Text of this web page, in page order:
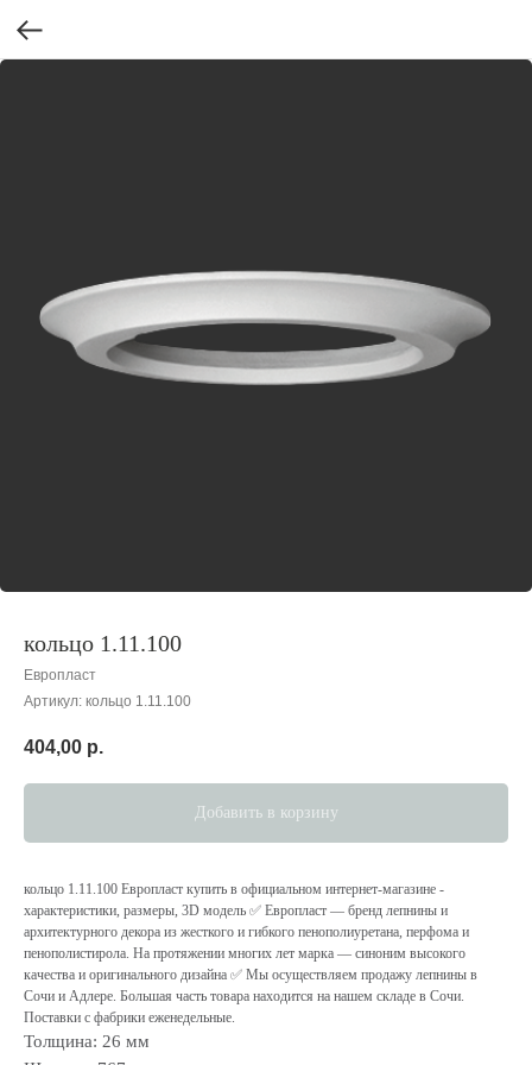
кольцо 1.11.100
Европласт
Артикул: кольцо 1.11.100
404,00 р.
Добавить в корзину
кольцо 1.11.100 Европласт купить в официальном интернет-магазине -
характеристики, размеры, 3D модель ✅ Европласт — бренд лепнины и
архитектурного декора из жесткого и гибкого пенополиуретана, перфома и
пенополистирола. На протяжении многих лет марка — cиноним высокого
качества и оригинального дизайна ✅ Мы осуществляем продажу лепнины в
Сочи и Адлере. Большая часть товара находится на нашем складе в Сочи.
Поставки с фабрики еженедельные.
Толщина: 26 мм